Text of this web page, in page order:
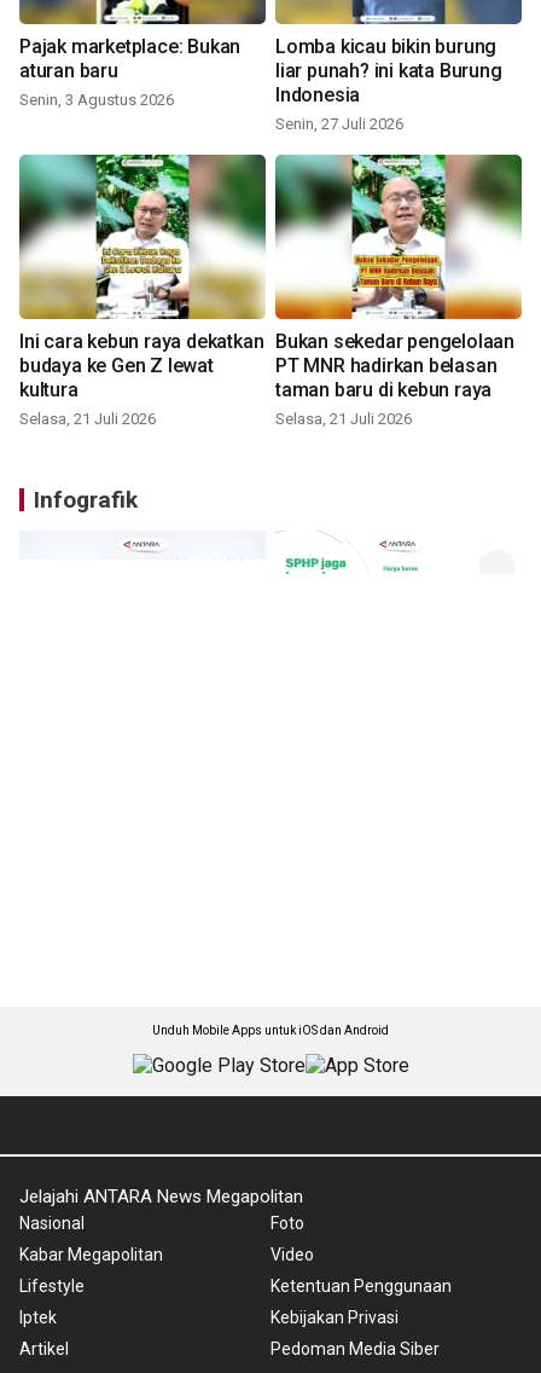
Pajak marketplace: Bukan
aturan baru
Senin, 3 Agustus 2026
Lomba kicau bikin burung
liar punah? ini kata Burung
Indonesia
Senin, 27 Juli 2026
Ini cara kebun raya dekatkan
budaya ke Gen Z lewat
kultura
Selasa, 21 Juli 2026
Bukan sekedar pengelolaan
PT MNR hadirkan belasan
taman baru di kebun raya
Selasa, 21 Juli 2026
Infografik
Unduh Mobile Apps untuk iOS dan Android
Jelajahi ANTARA News Megapolitan
Nasional
Kabar Megapolitan
Lifestyle
Iptek
Artikel
Foto
Video
Ketentuan Penggunaan
Kebijakan Privasi
Pedoman Media Siber